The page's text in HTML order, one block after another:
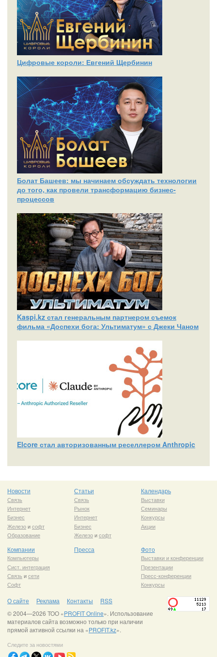
Цифровые короли: Евгений Щербинин
Болат Башеев: мы начинаем обсуждать технологии
до того, как провели трансформацию бизнес-
процессов
Kaspi.kz стал генеральным партнером съемок
фильма «Доспехи бога: Ультиматум» с Джеки Чаном
Elcore стал авторизованным реселлером Anthropic
Новости
Связь
Интернет
Бизнес
Железоисофт
Образование
Статьи
Связь
Рынок
Интернет
Бизнес
Железоисофт
Календарь
Выставки
Семинары
Конкурсы
Акции
Компании
Компьютеры
Сист. интеграция
Связь исети
Софт
Пресса Фото
Выставки и конференции
Презентации
Пресс-конференции
Конкурсы
О сайте Реклама Контакты
RSS
© 2004—2026 ТОО «PROFIT Online». Использование
материалов сайта возможно только при наличии
прямой активной ссылки на «PROFIT.kz».
Следите за новостями